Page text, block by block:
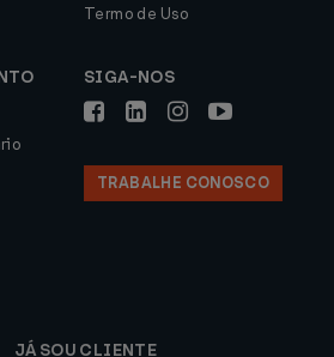
Termo de Uso
SIGA-NOS
TRABALHE CONOSCO
JÁ SOU CLIENTE